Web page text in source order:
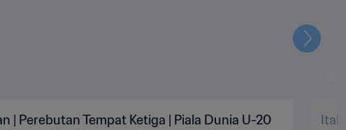
| Perebutan Tempat Ketiga | Piala Dunia U-20